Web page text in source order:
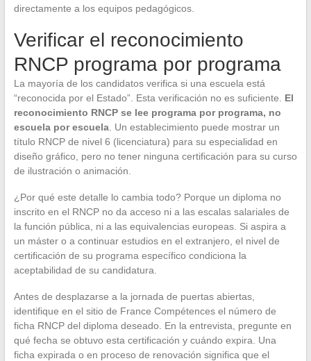
directamente a los equipos pedagógicos.
Verificar el reconocimiento
RNCP programa por programa
La mayoría de los candidatos verifica si una escuela está
“reconocida por el Estado”. Esta verificación no es suficiente. El
reconocimiento RNCP se lee programa por programa, no
escuela por escuela. Un establecimiento puede mostrar un
título RNCP de nivel 6 (licenciatura) para su especialidad en
diseño gráfico, pero no tener ninguna certificación para su curso
de ilustración o animación.
¿Por qué este detalle lo cambia todo? Porque un diploma no
inscrito en el RNCP no da acceso ni a las escalas salariales de
la función pública, ni a las equivalencias europeas. Si aspira a
un máster o a continuar estudios en el extranjero, el nivel de
certificación de su programa específico condiciona la
aceptabilidad de su candidatura.
Antes de desplazarse a la jornada de puertas abiertas,
identifique en el sitio de France Compétences el número de
ficha RNCP del diploma deseado. En la entrevista, pregunte en
qué fecha se obtuvo esta certificación y cuándo expira. Una
ficha expirada o en proceso de renovación significa que el